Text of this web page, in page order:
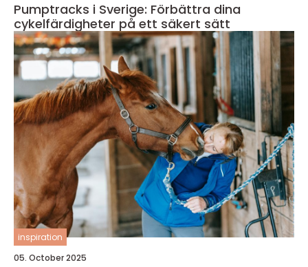
Pumptracks i Sverige: Förbättra dina
cykelfärdigheter på ett säkert sätt
inspiration
05. October 2025